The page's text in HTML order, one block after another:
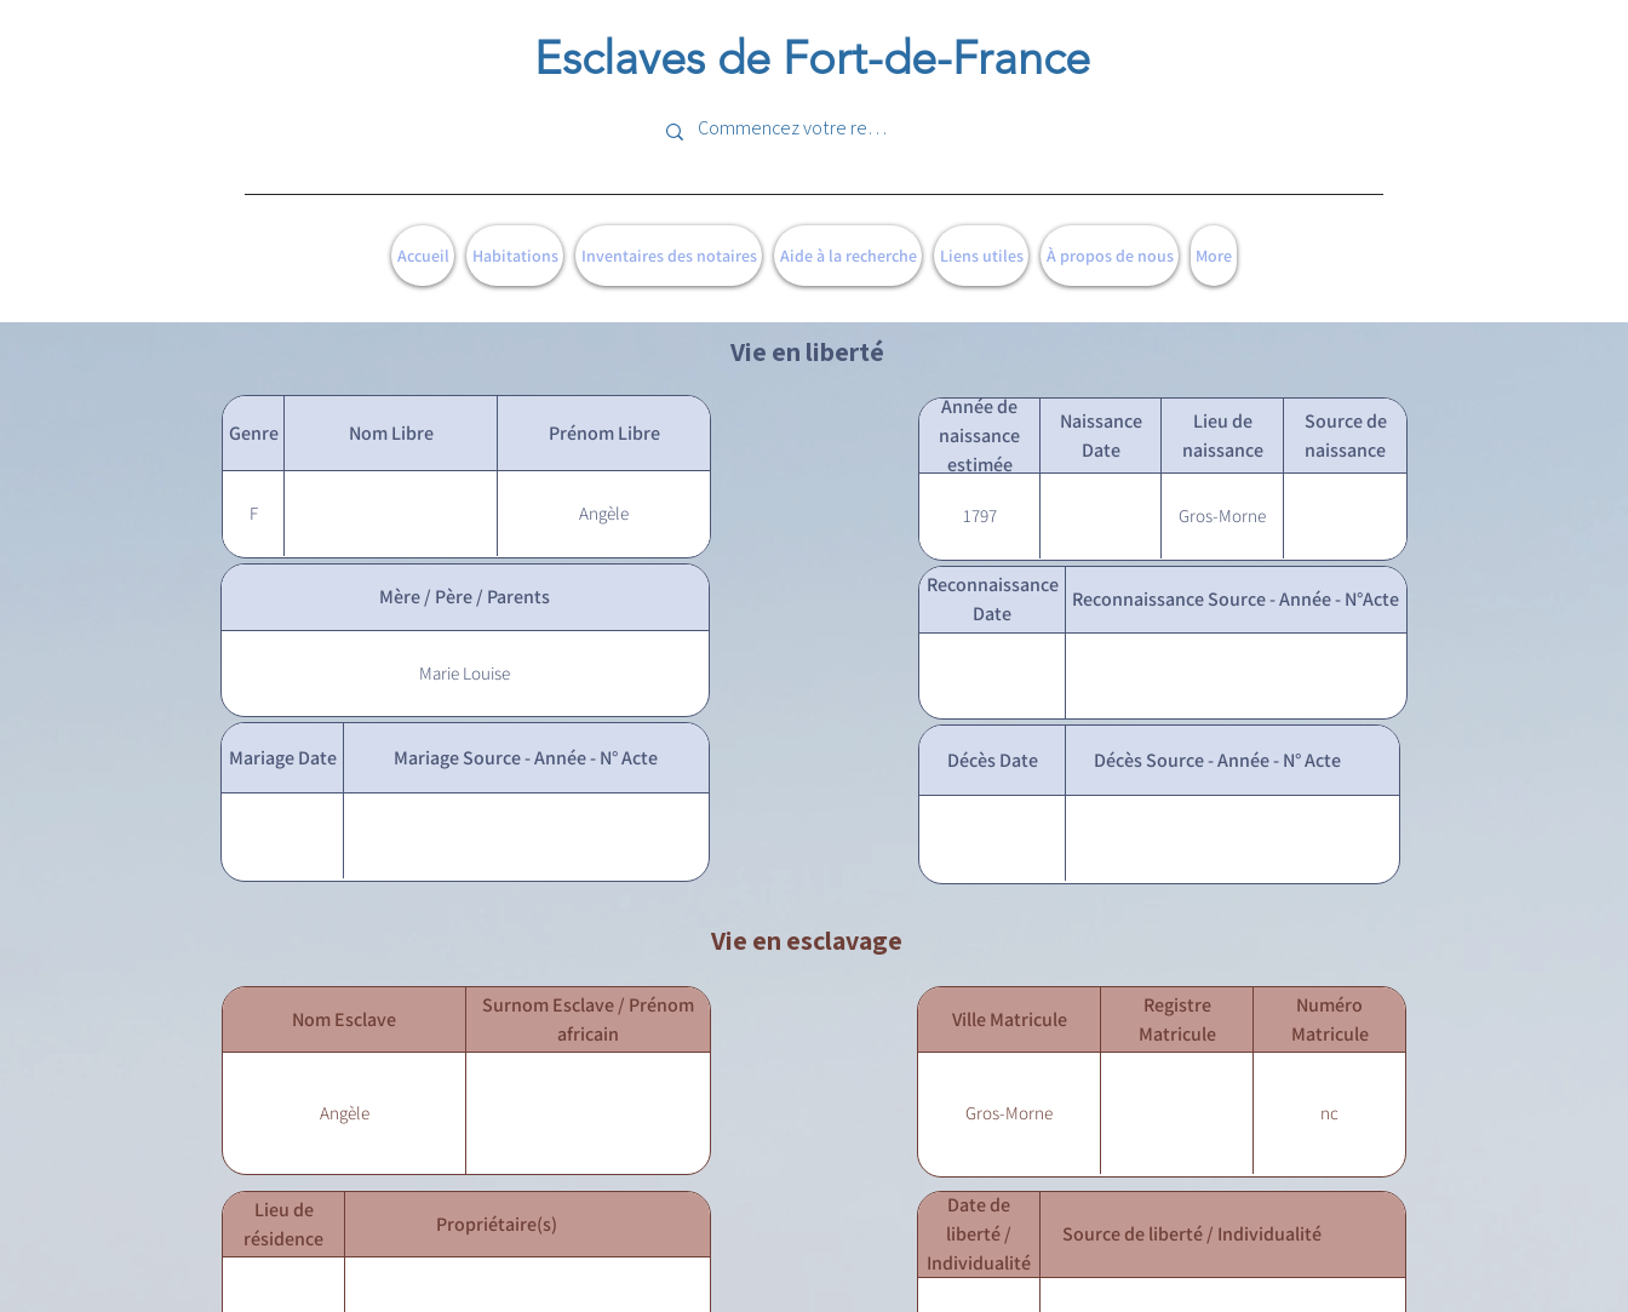
Esclaves de Fort-de-France
Accueil Habitations Inventaires des notaires Aide à la recherche Liens utiles À propos de nous More
Vie en liberté
Genre Nom Libre Prénom Libre
F Angèle
Année de
naissance
estimée
Naissance
Date
Lieu de
naissance
Source de
naissance
1797 Gros-Morne
Mère / Père / Parents
Marie Louise
Mariage Date Mariage Source - Année - N° Acte
Reconnaissance
Date
Reconnaissance Source - Année - N°Acte
Décès Date Décès Source - Année - N° Acte
Vie en esclavage
Nom Esclave
Surnom Esclave / Prénom
africain
Angèle
Ville Matricule
Registre
Matricule
Numéro
Matricule
Gros-Morne nc
Lieu de
résidence
Propriétaire(s)
Date de
liberté /
Individualité
Source de liberté / Individualité